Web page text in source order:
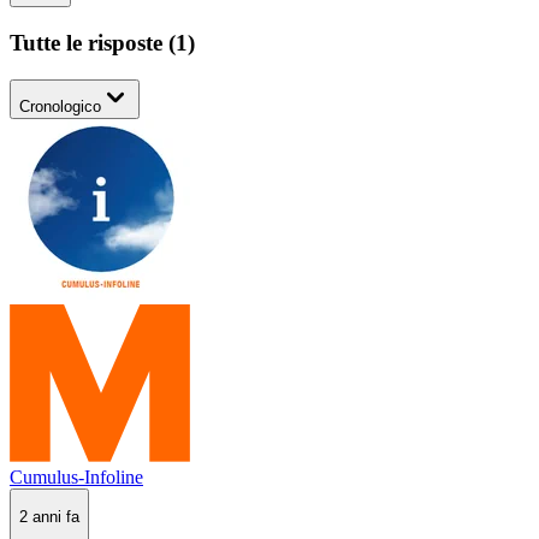
Tutte le risposte (1)
Cronologico
Cumulus-Infoline
2 anni fa